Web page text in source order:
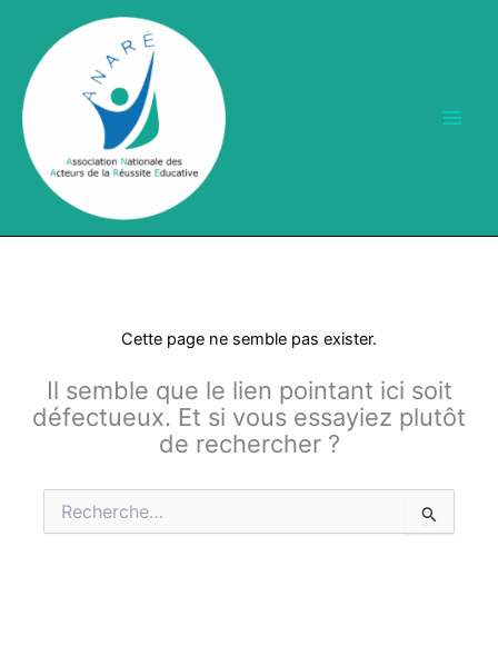
contenu
Cette page ne semble pas exister.
Il semble que le lien pointant ici soit
défectueux. Et si vous essayiez plutôt
de rechercher ?
Rechercher :